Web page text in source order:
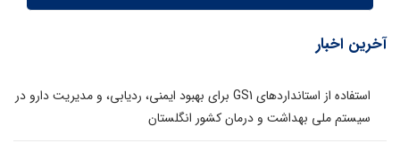
آخرین اخبار
استفاده از استانداردهای GS1 برای بهبود ایمنی، ردیابی، و مدیریت دارو در
سیستم ملی بهداشت و درمان کشور انگلستان